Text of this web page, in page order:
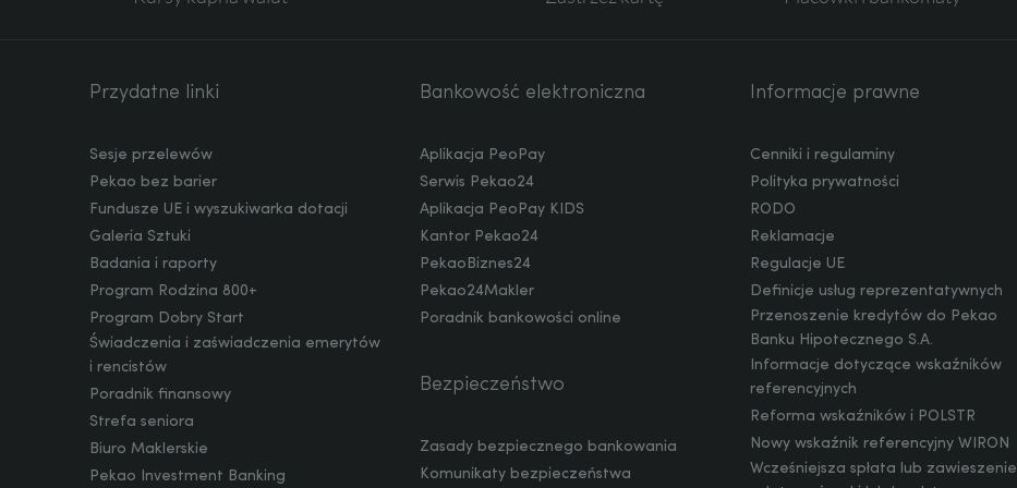
Przydatne linki
Sesje przelewów
Pekao bez barier
Fundusze UE i wyszukiwarka dotacji
Galeria Sztuki
Badania i raporty
Program Rodzina 800+
Program Dobry Start
Świadczenia i zaświadczenia emerytów
i rencistów
Poradnik finansowy
Strefa seniora
Biuro Maklerskie
Pekao Investment Banking
Bankowość elektroniczna
Aplikacja PeoPay
Serwis Pekao24
Aplikacja PeoPay KIDS
Kantor Pekao24
PekaoBiznes24
Pekao24Makler
Poradnik bankowości online
Bezpieczeństwo
Zasady bezpiecznego bankowania
Komunikaty bezpieczeństwa
Informacje prawne
Cenniki i regulaminy
Polityka prywatności
RODO
Reklamacje
Regulacje UE
Definicje usług reprezentatywnych
Przenoszenie kredytów do Pekao
Banku Hipotecznego S.A.
Informacje dotyczące wskaźników
referencyjnych
Reforma wskaźników i POLSTR
Nowy wskaźnik referencyjny WIRON
Wcześniejsza spłata lub zawieszenie